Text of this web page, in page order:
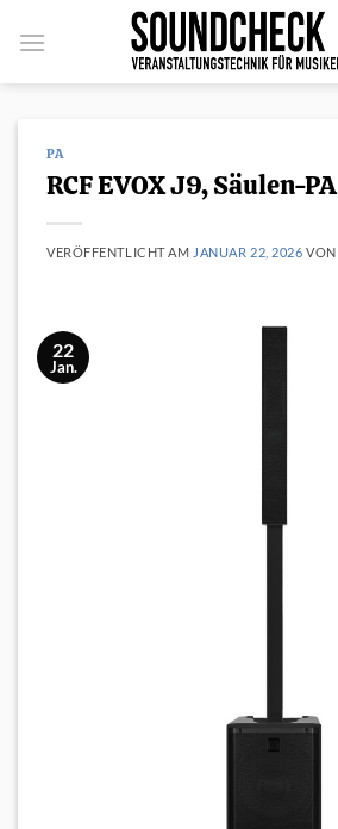
Inhalt
PA
RCF EVOX J9, Säulen-PA
VERÖFFENTLICHT AM JANUAR 22, 2026 VON
22
Jan.